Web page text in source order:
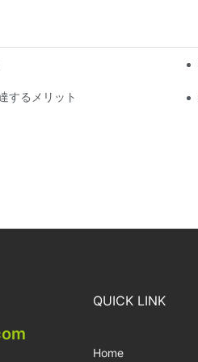
ラソル販売業者を見つける
するメリット
QUICK LINK
Home